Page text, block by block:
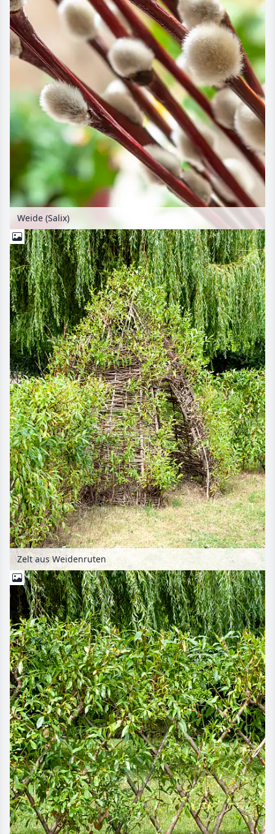
Weide (Salix)
Zelt aus Weidenruten